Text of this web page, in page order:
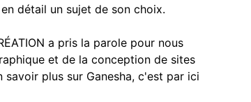
détail un sujet de son choix.
a pris la parole pour nous
et de la conception de sites
savoir plus sur Ganesha, c'est par ici